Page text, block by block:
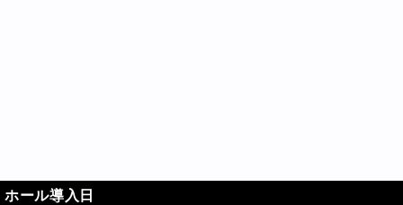
ホール導入日